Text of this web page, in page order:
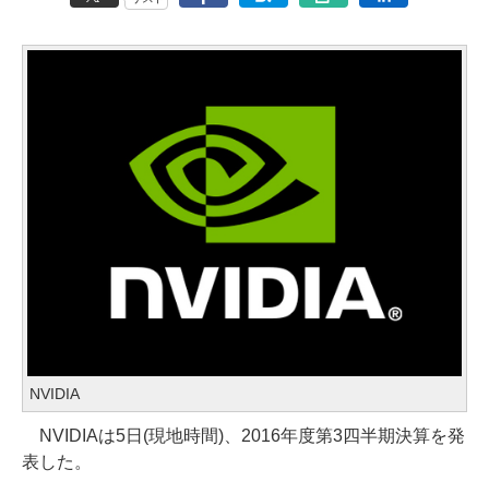
NVIDIA
NVIDIAは5日(現地時間)、2016年度第3四半期決算を発
表した。